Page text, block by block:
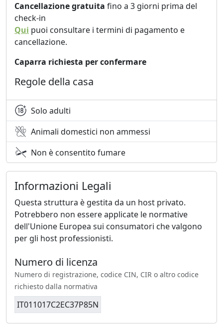
Cancellazione gratuita fino a 3 giorni prima del
check-in
Qui puoi consultare i termini di pagamento e
cancellazione.
Caparra richiesta per confermare
Regole della casa
Solo adulti
Animali domestici non ammessi
Non è consentito fumare
Informazioni Legali
Questa struttura è gestita da un host privato.
Potrebbero non essere applicate le normative
dell'Unione Europea sui consumatori che valgono
per gli host professionisti.
Numero di licenza
Numero di registrazione, codice CIN, CIR o altro codice
richiesto dalla normativa
IT011017C2EC37P85N